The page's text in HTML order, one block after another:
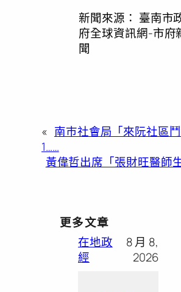
新聞來源： 臺南市
府全球資訊網-市府
聞
« 南巿社會局「來阮社區鬥
1……
黃偉哲出席「張財旺醫師
更多文章
在地政
經
8 月 8,
2026